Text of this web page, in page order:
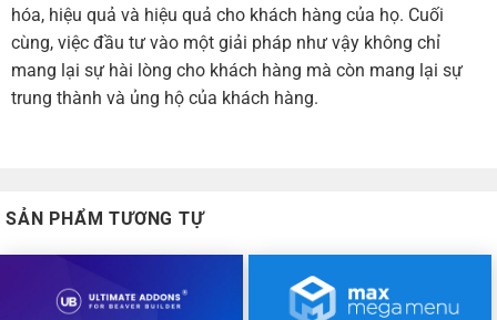
hóa, hiệu quả và hiệu quả cho khách hàng của họ. Cuối
cùng, việc đầu tư vào một giải pháp như vậy không chỉ
mang lại sự hài lòng cho khách hàng mà còn mang lại sự
trung thành và ủng hộ của khách hàng.
SẢN PHẨM TƯƠNG TỰ